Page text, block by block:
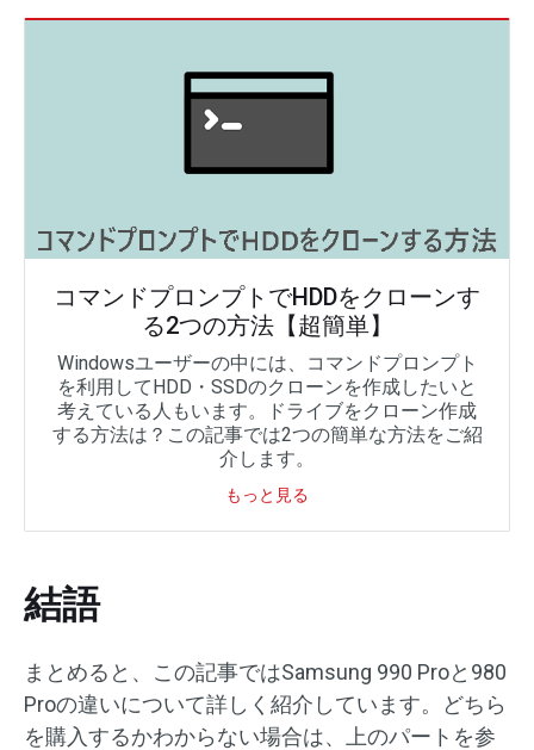
コマンドプロンプトでHDDをクローンす
る2つの方法【超簡単】
Windowsユーザーの中には、コマンドプロンプト
を利用してHDD・SSDのクローンを作成したいと
考えている人もいます。ドライブをクローン作成
する方法は？この記事では2つの簡単な方法をご紹
介します。
もっと見る
結語
まとめると、この記事ではSamsung 990 Proと980
Proの違いについて詳しく紹介しています。どちら
を購入するかわからない場合は、上のパートを参